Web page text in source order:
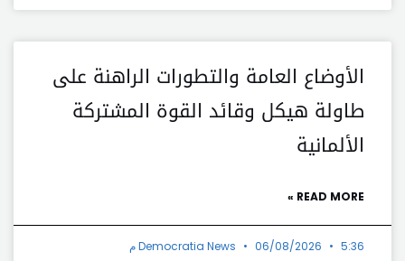
الأوضاع العامة والتطورات الراهنة على
طاولة هيكل وقائد القوة المشتركة
الألمانية
READ MORE »
Democratia News 06/08/2026 5:36 م